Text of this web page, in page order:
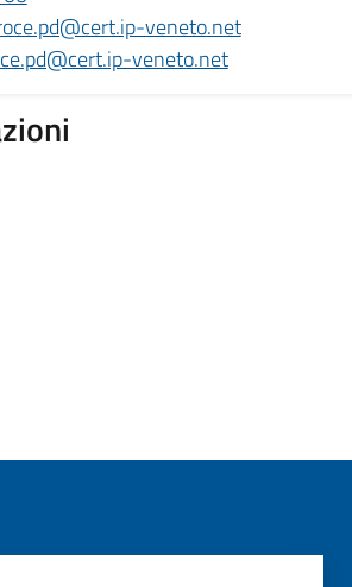
veneto.net
veneto.net